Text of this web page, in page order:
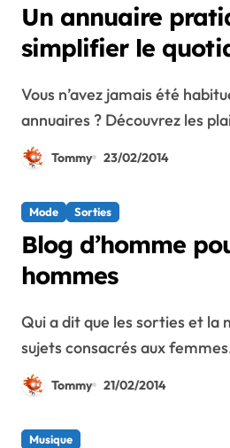
Un annuaire
simplifier le
Vous n’avez jamais été habitué à utiliser des
annuaires ? Découvrez les
Tommy 23/02/2014
Mode Sorties
Blog d’homme
hommes
Qui a dit que les sorties et la mode étaient des
sujets consacrés aux
Tommy 21/02/2014
Musique